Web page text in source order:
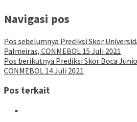
Navigasi pos
Pos sebelumnya Prediksi Skor
Palmeiras, CONMEBOL 15 Juli 2021
Pos berikutnya Prediksi Skor Boca
CONMEBOL 14 Juli 2021
Pos terkait